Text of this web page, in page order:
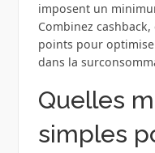
imposent un
Combinez
points pour
dans la
Quelles
simples